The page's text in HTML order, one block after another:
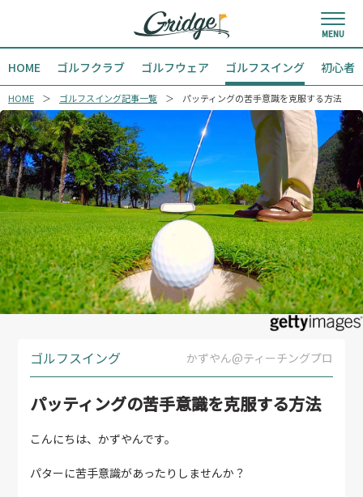
HOME ゴルフクラブ ゴルフウェア ゴルフスイング 初心者
HOME ゴルフスイング記事一覧 パッティングの苦手意識を克服する方法
ゴルフスイング かずやん@ティーチングプロ
パッティングの苦手意識を克服する方法
こんにちは、かずやんです。
パターに苦手意識があったりしませんか？